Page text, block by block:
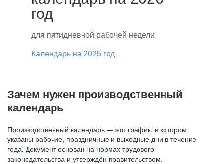
год
для пятидневной рабочей недели
Календарь на 2025 год
Зачем нужен производственный
календарь
Производственный календарь — это график, в котором
указаны рабочие, праздничные и выходные дни в течение
года. Документ основан на нормах трудового
законодательства и утверждён правительством.